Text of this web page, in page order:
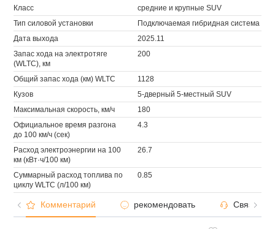
Класс
средние и крупные SUV
Тип силовой установки
Подключаемая гибридная система
Дата выхода
2025.11
Запас хода на электротяге
(WLTC), км
200
Общий запас хода (км) WLTC
1128
Кузов
5-дверный 5-местный SUV
Максимальная скорость, км/ч
180
Официальное время разгона
до 100 км/ч (сек)
4.3
Расход электроэнергии на 100
км (кВт·ч/100 км)
26.7
Суммарный расход топлива по
циклу WLTC (л/100 км)
0.85
Комментарий рекомендовать